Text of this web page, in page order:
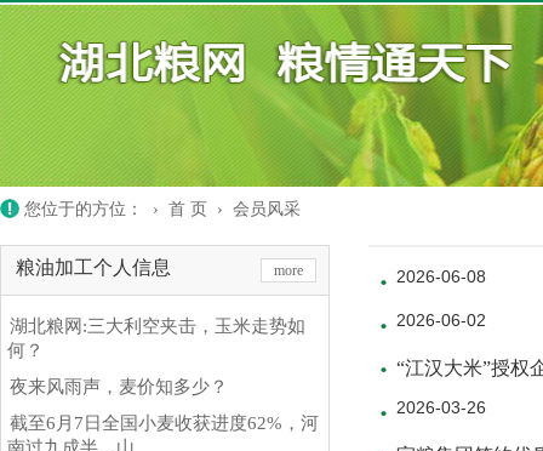
您位于的方位： › 首 页 › 会员风采
粮油加工个人信息 more
湖北粮网:三大利空夹击，玉米走势如
何？
夜来风雨声，麦价知多少？
截至6月7日全国小麦收获进度62%，河
2026-06-08
2026-06-02
“江汉大米”授权
2026-03-26